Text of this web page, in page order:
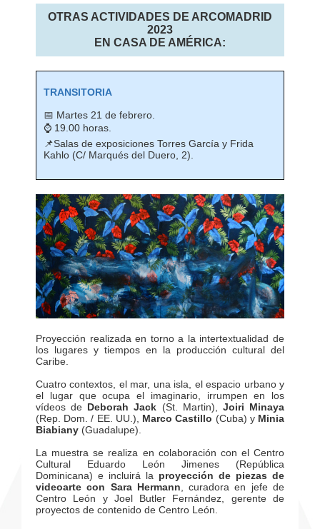
OTRAS ACTIVIDADES DE ARCOMADRID
2023
EN CASA DE AMÉRICA:
TRANSITORIA
📅 Martes 21 de febrero.
⌚ 19.00 horas.
📌Salas de exposiciones Torres García y Frida
Kahlo (C/ Marqués del Duero, 2).
Proyección realizada en torno a la intertextualidad de
los lugares y tiempos en la producción cultural del
Caribe.
Cuatro contextos, el mar, una isla, el espacio urbano y
el lugar que ocupa el imaginario, irrumpen en los
vídeos de Deborah Jack (St. Martin), Joiri Minaya
(Rep. Dom. / EE. UU.), Marco Castillo (Cuba) y Minia
Biabiany (Guadalupe).
La muestra se realiza en colaboración con el Centro
Cultural Eduardo León Jimenes (República
Dominicana) e incluirá la proyección de piezas de
videoarte con Sara Hermann , curadora en jefe de
Centro León y Joel Butler Fernández, gerente de
proyectos de contenido de Centro León.